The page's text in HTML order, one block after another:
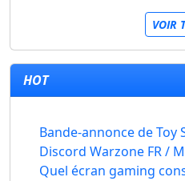
VOIR
HOT
Bande-annonce de Toy
Discord Warzone FR /
Quel écran gaming